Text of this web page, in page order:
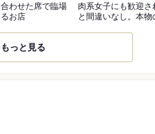
わせた席で臨場
お店
肉系女子にも歓迎さ
と間違いなし。本物
っと見る